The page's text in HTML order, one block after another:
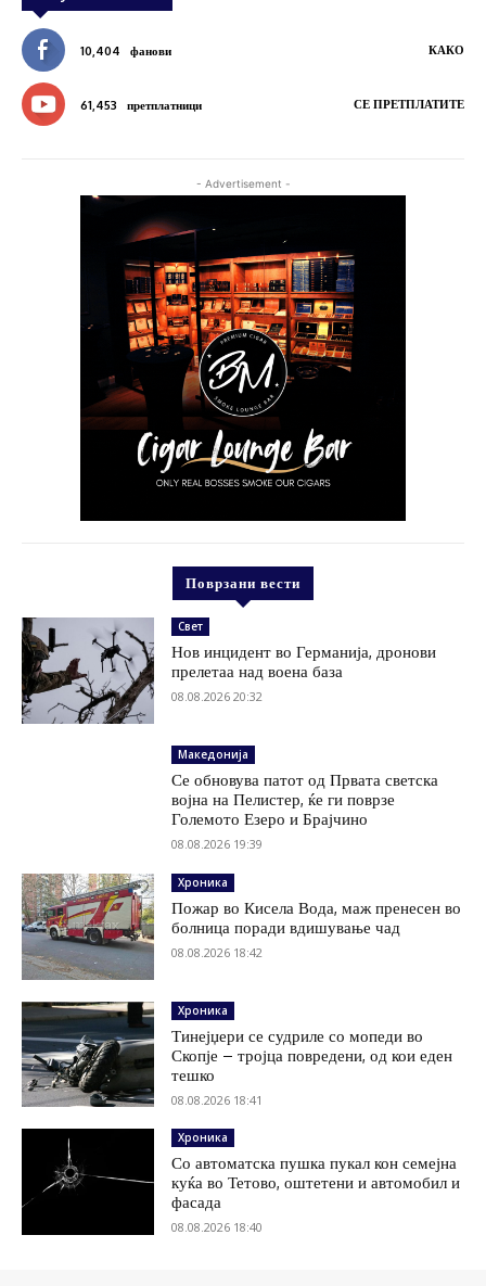
10,404 фанови КАКО
61,453 претплатници СЕ ПРЕТПЛАТИТЕ
- Advertisement -
Поврзани вести
Свет
Нов инцидент во Германија, дронови
прелетаа над воена база
08.08.2026 20:32
Македонија
Се обновува патот од Првата светска
војна на Пелистер, ќе ги поврзе
Големото Езеро и Брајчино
08.08.2026 19:39
Хроника
Пожар во Кисела Вода, маж пренесен во
болница поради вдишување чад
08.08.2026 18:42
Хроника
Тинејџери се судриле со мопеди во
Скопје – тројца повредени, од кои еден
тешко
08.08.2026 18:41
Хроника
Со автоматска пушка пукал кон семејна
куќа во Тетово, оштетени и автомобил и
фасада
08.08.2026 18:40